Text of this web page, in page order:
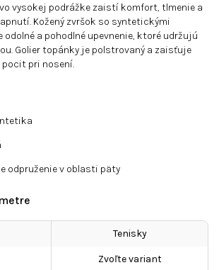
vysokej podrážke zaistí komfort, tlmenie a
Kožený zvršok so syntetickými
a pohodlné upevnenie, ktoré udržujú
Golier topánky je polstrovaný a zaisťuje
pocit pri nosení.
odpruženie v oblasti päty
Tenisky
Zvoľte variant